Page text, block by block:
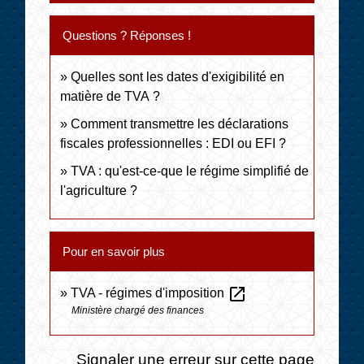
Questions ? Réponses !
Quelles sont les dates d'exigibilité en
matière de TVA ?
Comment transmettre les déclarations
fiscales professionnelles : EDI ou EFI ?
TVA : qu'est-ce-que le régime simplifié de
l'agriculture ?
Pour en savoir plus
TVA - régimes d'imposition open_in_new
Ministère chargé des finances
Signaler une erreur sur cette page